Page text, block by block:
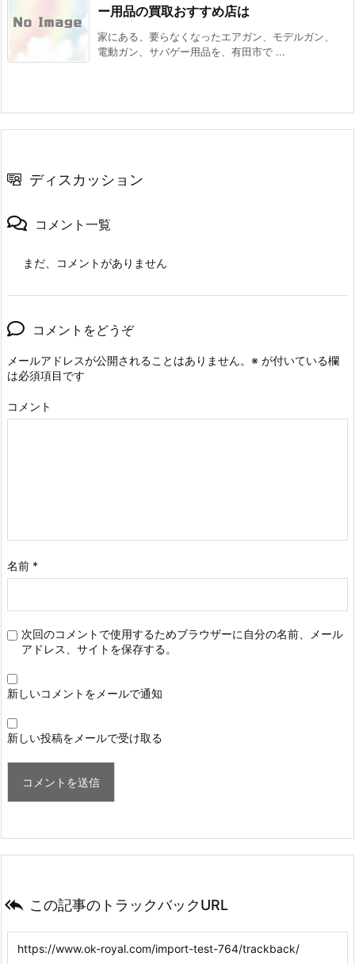
ー用品の買取おすすめ店は
家にある、要らなくなったエアガン、モデルガン、
電動ガン、サバゲー用品を、有田市で ...
ディスカッション
コメント一覧
まだ、コメントがありません
コメントをどうぞ
メールアドレスが公開されることはありません。 ※ が付いている欄
は必須項目です
コメント
名前 *
次回のコメントで使用するためブラウザーに自分の名前、メール
アドレス、サイトを保存する。
新しいコメントをメールで通知
新しい投稿をメールで受け取る
 この記事のトラックバックURL